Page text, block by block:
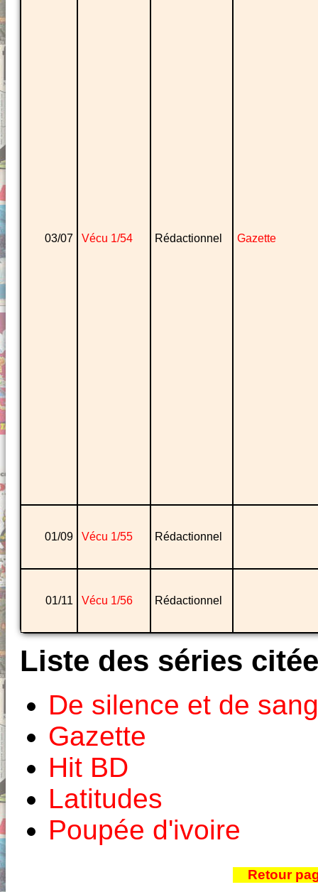
03/07 Vécu 1/54 Rédactionnel Gazette
01/09 Vécu 1/55 Rédactionnel
01/11 Vécu 1/56 Rédactionnel
Liste des séries
De silence et de sang
Gazette
Hit BD
Latitudes
Poupée d'ivoire
Retour